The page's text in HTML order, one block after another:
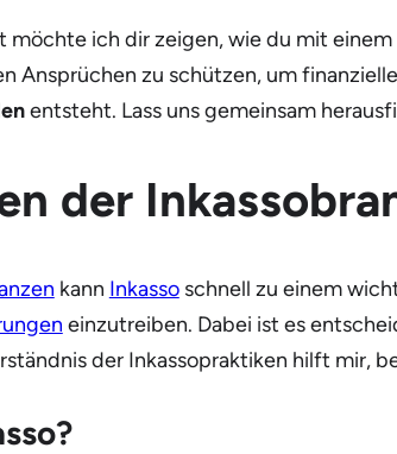
möchte ich dir zeigen, wie du mit einem
Ansprüchen zu schützen, um
entsteht. Lass uns gemeinsam
der
kann Inkassoschnell zu einem
einzutreiben. Dabei ist es
der Inkassopraktiken hilft mir,